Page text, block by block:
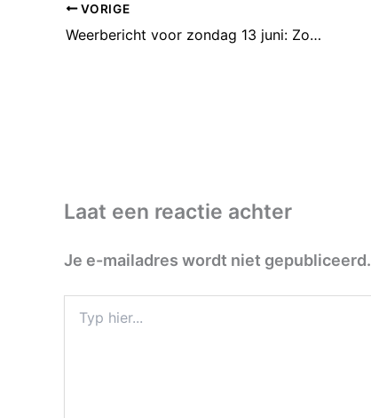
VORIGE
Weerbericht voor zondag 13 juni: Zonnig. Woensdag mogelijk tropisch.
Laat een reactie achter
Je e-mailadres wordt niet gepubliceerd.
hier...